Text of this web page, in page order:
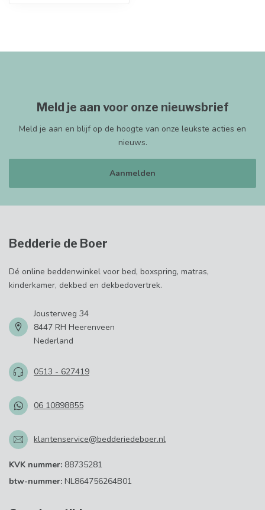
Meld je aan voor onze nieuwsbrief
Meld je aan en blijf op de hoogte van onze leukste acties en
nieuws.
Aanmelden
Bedderie de Boer
Dé online beddenwinkel voor bed, boxspring, matras,
kinderkamer, dekbed en dekbedovertrek.
Jousterweg 34
8447 RH Heerenveen
Nederland
0513 - 627419
06 10898855
klantenservice@bedderiedeboer.nl
KVK nummer: 88735281
btw-nummer: NL864756264B01